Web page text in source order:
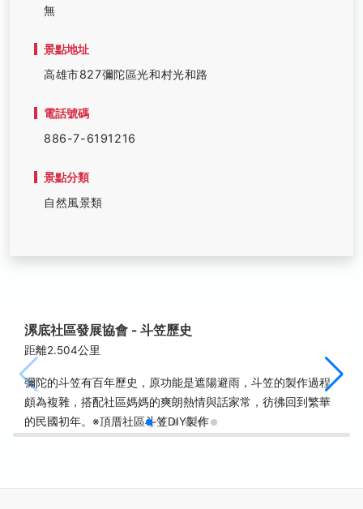
無
景點地址
高雄市827彌陀區光和村光和路
電話號碼
886-7-6191216
景點分類
自然風景類
漯底社區發展協會 - 斗笠歷史
距離2.504公里
彌陀的斗笠有百年歷史，原功能是遮陽避雨，斗笠的製作過程
頗為複雜，搭配社區媽媽的爽朗熱情與話家常，彷彿回到繁華
的民國初年。※頂厝社區斗笠DIY製作